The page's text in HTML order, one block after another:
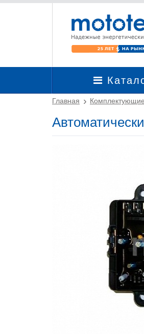
Главная